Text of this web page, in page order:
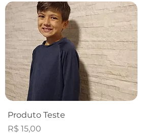
Produto Teste
Preço
R$ 15,00